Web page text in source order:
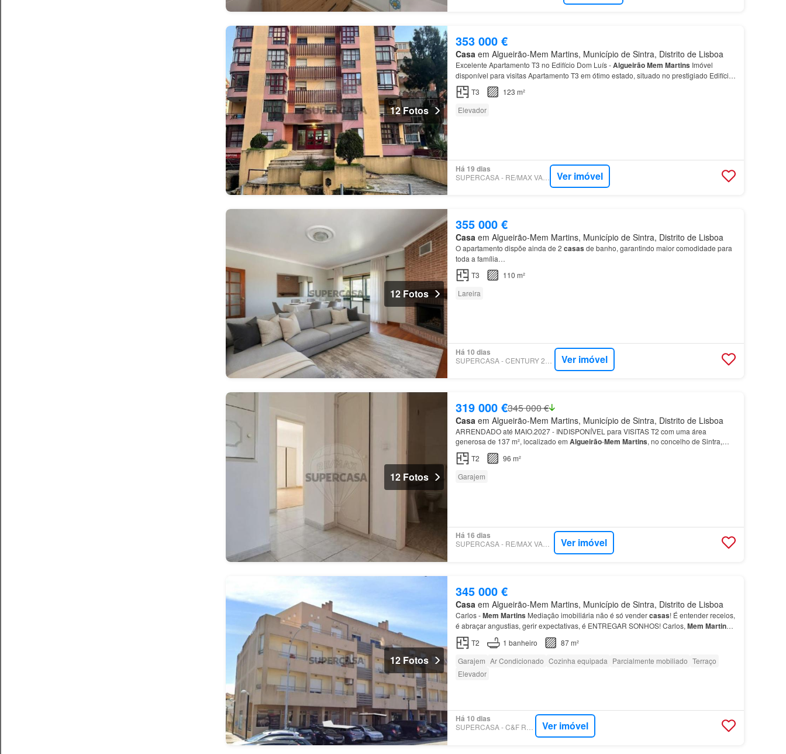
12 Fotos
353 000 €
Casaem Algueirão-Mem Martins, Município de Sintra, Distrito de Lisboa
Excelente Apartamento T3 no Edifício Dom Luís -AlgueirãoMem Martins Imóvel
disponível para visitas Apartamento T3 em ótimo estado, situado no prestigiado Edifício
Dom Luís, em
T3
123 m²
Elevador
Há 19 dias
SUPERCASA - RE/MAX VANTAGEM SEVEN Ver imóvel
12 Fotos
355 000 €
Casaem Algueirão-Mem Martins, Município de Sintra, Distrito de Lisboa
O apartamento dispõe ainda de 2 casas de banho, garantindo maior comodidade para
toda a família…
T3
110 m²
Lareira
Há 10 dias
Ver imóvel
12 Fotos
319 000 €345 000 €
Casaem Algueirão-Mem Martins, Município de Sintra, Distrito de Lisboa
ARRENDADO até MAIO.2027 - INDISPONÍVEL para VISITAS T2 com uma área
generosa de 137 m², localizado em Algueirão-Mem Martins, no concelho de Sintra,
inserido É composto por um acolhedor hall de entrada, uma ampla sala comum co…
T2
96 m²
Garajem
Há 16 dias
SUPERCASA - RE/MAX VANTAGEM CENTRAL Ver imóvel
12 Fotos
345 000 €
Casa em Algueirão-Mem Martins, Município de Sintra, Distrito de Lisboa
Carlos -Mem Martins Mediação imobiliária não é só vendercasas! É entender receios,
é abraçar angustias, gerir expectativas, é ENTREGAR SONHOS! Carlos, Mem Martins,
com 87,4 m² de área útil, ideal para quem procura um espaço…
T2 1 banheiro
87 m²
Garajem Ar Condicionado Cozinha equipada Parcialmente mobiliado Terraço
Elevador
Há 10 dias
Ver imóvel